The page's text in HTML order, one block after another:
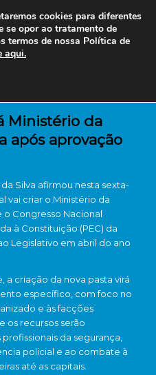
Ministério da
após aprovação
Silva afirmou nesta sexta-
vai criar o Ministério da
o Congresso Nacional
à Constituição (PEC) da
Legislativo em abril do ano
criação da nova pasta virá
específico, com foco no
e às facções
os recursos serão
da segurança,
policial e ao combate à
até as capitais.
cookies para diferentes
se opor ao tratamento de
termos de nossa Política de
aqui.